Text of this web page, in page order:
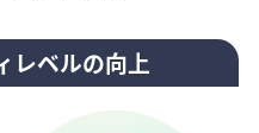
レベルの向上